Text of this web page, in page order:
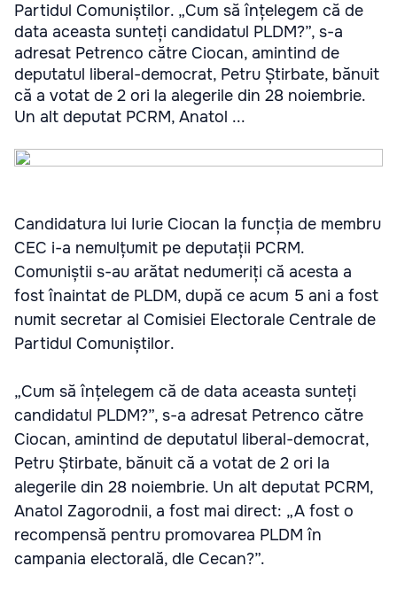
Partidul Comuniștilor. „Cum să înțelegem că de
data aceasta sunteți candidatul PLDM?”, s-a
adresat Petrenco către Ciocan, amintind de
deputatul liberal-democrat, Petru Știrbate, bănuit
că a votat de 2 ori la alegerile din 28 noiembrie.
Un alt deputat PCRM, Anatol ...
Candidatura lui Iurie Ciocan la funcția de membru
CEC i-a nemulțumit pe deputații PCRM.
Comuniștii s-au arătat nedumeriți că acesta a
fost înaintat de PLDM, după ce acum 5 ani a fost
numit secretar al Comisiei Electorale Centrale de
Partidul Comuniștilor.
„Cum să înțelegem că de data aceasta sunteți
candidatul PLDM?”, s-a adresat Petrenco către
Ciocan, amintind de deputatul liberal-democrat,
Petru Știrbate, bănuit că a votat de 2 ori la
alegerile din 28 noiembrie. Un alt deputat PCRM,
Anatol Zagorodnii, a fost mai direct: „A fost o
recompensă pentru promovarea PLDM în
campania electorală, dle Cecan?”.